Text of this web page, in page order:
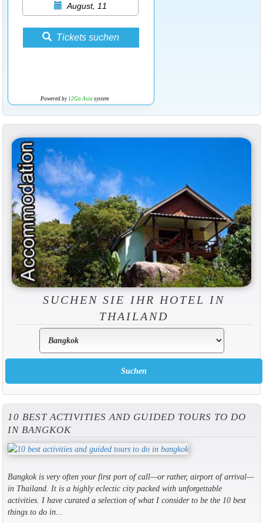
August, 11
Tickets suchen
Powered by 12Go Asia system
SUCHEN SIE IHR HOTEL IN
THAILAND
10 BEST ACTIVITIES AND GUIDED TOURS TO DO
IN BANGKOK
Bangkok is very often your first port of call—or rather, airport of arrival—
in Thailand. It is a highly eclectic city packed with unforgettable
activities. I have curated a selection of what I consider to be the 10 best
things to do in...